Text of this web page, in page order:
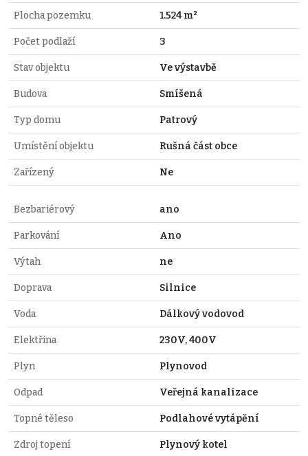
Plocha pozemku 1.524 m²
Počet podlaží 3
Stav objektu Ve výstavbě
Budova Smíšená
Typ domu Patrový
Umístění objektu Rušná část obce
Zařízený Ne
Bezbariérový ano
Parkování Ano
Výtah ne
Doprava Silnice
Voda Dálkový vodovod
Elektřina 230V, 400V
Plyn Plynovod
Odpad Veřejná kanalizace
Topné těleso Podlahové vytápění
Zdroj topení Plynový kotel